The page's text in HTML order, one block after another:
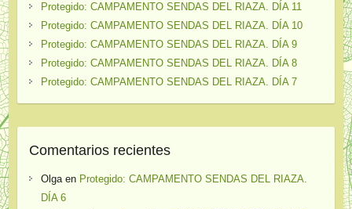
Protegido: CAMPAMENTO SENDAS DEL RIAZA. DÍA 11
Protegido: CAMPAMENTO SENDAS DEL RIAZA. DÍA 10
Protegido: CAMPAMENTO SENDAS DEL RIAZA. DÍA 9
Protegido: CAMPAMENTO SENDAS DEL RIAZA. DÍA 8
Protegido: CAMPAMENTO SENDAS DEL RIAZA. DÍA 7
Comentarios recientes
Olgaen Protegido: CAMPAMENTO SENDAS DEL RIAZA.
DÍA 6